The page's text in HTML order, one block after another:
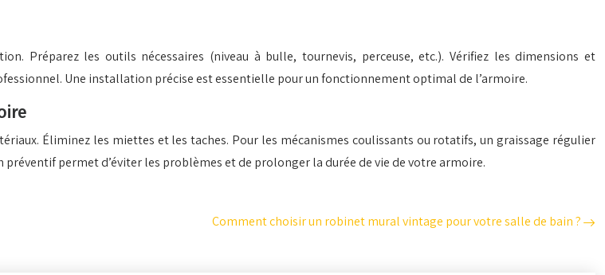
Préparez les outils nécessaires (niveau à bulle, tournevis, perceuse, etc.). Vérifiez les dimensions et
Une installation précise est essentielle pour un fonctionnement optimal de l’armoire.
Éliminez les miettes et les taches. Pour les mécanismes coulissants ou rotatifs, un graissage régulier
permet d’éviter les problèmes et de prolonger la durée de vie de votre armoire.
Comment choisir un robinet mural vintage pour votre salle de bain ?